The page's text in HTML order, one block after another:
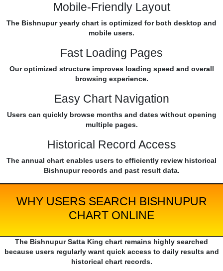
Mobile-Friendly Layout
The Bishnupur yearly chart is optimized for both desktop and
mobile users.
Fast Loading Pages
Our optimized structure improves loading speed and overall
browsing experience.
Easy Chart Navigation
Users can quickly browse months and dates without opening
multiple pages.
Historical Record Access
The annual chart enables users to efficiently review historical
Bishnupur records and past result data.
WHY USERS SEARCH BISHNUPUR
CHART ONLINE
The Bishnupur Satta King chart remains highly searched
because users regularly want quick access to daily results and
historical chart records.